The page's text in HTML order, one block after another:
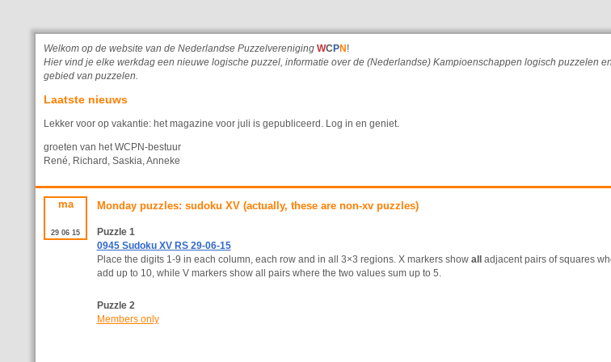
Welkom op de website van de Nederlandse Puzzelvereniging WC PN !
Hier vind je elke werkdag een nieuwe logische puzzel, informatie over de (Nederlandse) Kampioenschappen logisch puzzelen
gebied van puzzelen.
Laatste nieuws
Lekker voor op vakantie: het magazine voor juli is gepubliceerd. Log in en geniet.
groeten van het WCPN-bestuur
René, Richard, Saskia, Anneke
ma
29 06 15
Monday puzzles: sudoku XV (actually, these are non-xv puzzles)
Puzzle 1
0945 Sudoku XV RS 29-06-15
Place the digits 1-9 in each column, each row and in all 3×3 regions. X markers show all
adjacent pairs of squares
add up to 10, while V markers show all pairs where the two values sum up to 5.
Puzzle 2
Members only